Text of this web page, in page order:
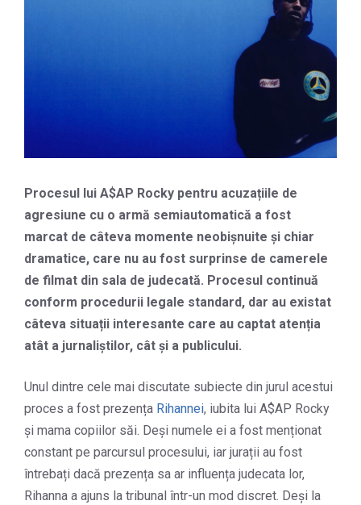
Procesul lui A$AP Rocky pentru acuzațiile de
agresiune cu o armă semiautomatică a fost
marcat de câteva momente neobișnuite și chiar
dramatice, care nu au fost surprinse de camerele
de filmat din sala de judecată. Procesul continuă
conform procedurii legale standard, dar au existat
câteva situații interesante care au captat atenția
atât a jurnaliștilor, cât și a publicului.
Unul dintre cele mai discutate subiecte din jurul acestui
proces a fost prezența Rihannei, iubita lui A$AP Rocky
și mama copiilor săi. Deși numele ei a fost menționat
constant pe parcursul procesului, iar jurații au fost
întrebați dacă prezența sa ar influența judecata lor,
Rihanna a ajuns la tribunal într-un mod discret. Deși la